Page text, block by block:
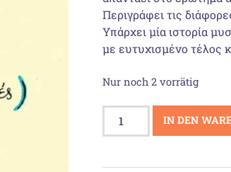
Περιγράφει τις
Υπάρχει μία ιστορία
με ευτυχισμένο τέλος
Nur noch 2 vorrätig
Δέκα
κάλτσες
δεξιές
IN DEN